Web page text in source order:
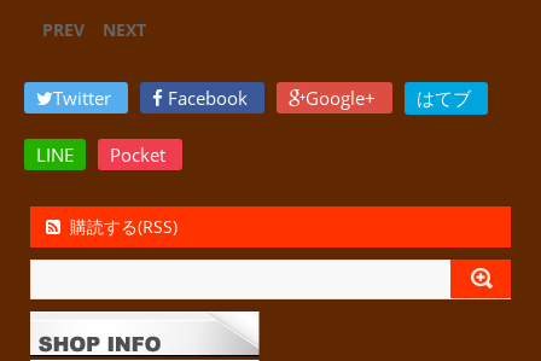
PREV NEXT
Twitter Facebook Google+ はてブ
LINE Pocket
購読する(RSS)